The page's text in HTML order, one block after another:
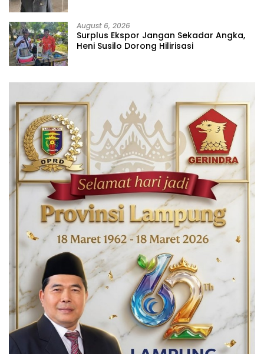
August 6, 2026
Surplus Ekspor Jangan Sekadar Angka,
Heni Susilo Dorong Hilirisasi